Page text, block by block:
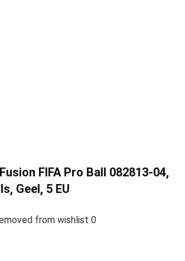
FIFA Pro Ball 082813-04,
Geel, 5 EU
from wishlist 0